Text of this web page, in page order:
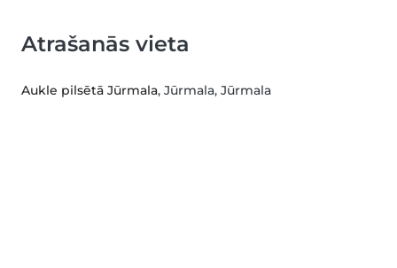
Atrašanās vieta
Aukle pilsētā Jūrmala, Jūrmala, Jūrmala